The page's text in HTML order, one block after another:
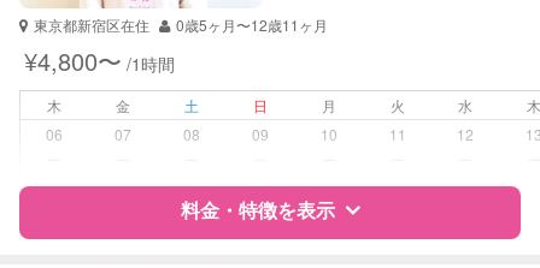
受験対策
小学校受験
学校/塾の補習・宿題 小学生
算数
理科
社会
東京都新宿区在住 0歳5ヶ月〜12歳11ヶ月
¥4,800〜 /1時間
木 金 土 日 月 火 水
06
07 08 09 10 11 12
料金・特徴を表示